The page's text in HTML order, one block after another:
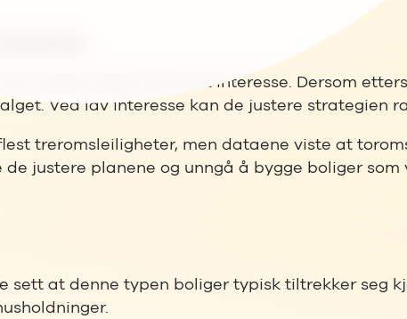
vekker størst og minst interesse. Dersom
Ved lav interesse kan de justere strategien
treromsleiligheter, men dataene viste at
justere planene og unngå å bygge boliger
sett at denne typen boliger typisk tiltrekker seg